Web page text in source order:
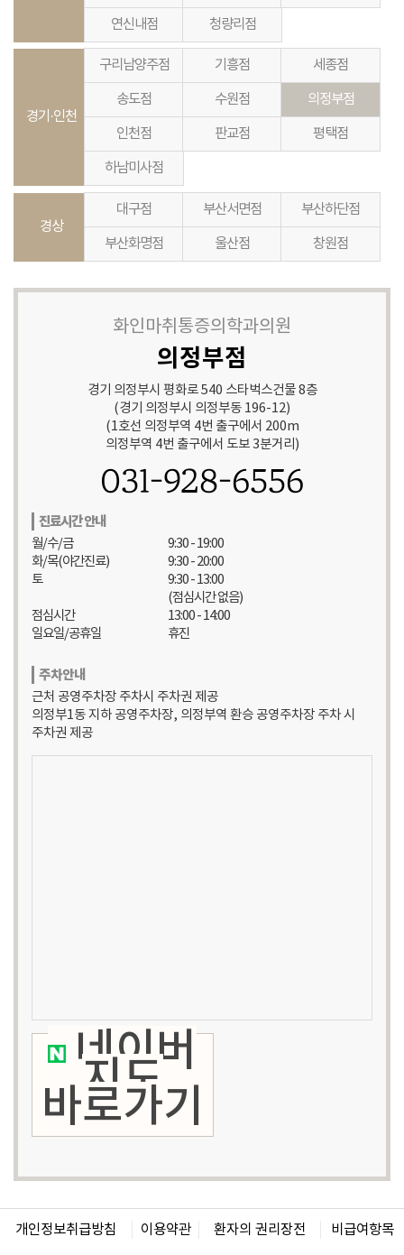
연신내점 청량리점
경기·인천
구리남양주점 기흥점 세종점
송도점 수원점 의정부점
인천점 판교점 평택점
하남미사점
경상
대구점 부산서면점 부산하단점
부산화명점 울산점 창원점
화인마취통증의학과의원
의정부점
경기 의정부시 평화로 540 스타벅스건물 8층
(경기 의정부시 의정부동 196-12)
(1호선 의정부역 4번 출구에서 200m
의정부역 4번 출구에서 도보 3분거리)
031-928-6556
진료시간 안내
월/수/금
화/목(야간진료)
토
점심시간
일요일/공휴일
9:30 - 19:00
9:30 - 20:00
9:30 - 13:00
(점심시간 없음)
13:00 - 14:00
휴진
주차안내
근처 공영주차장 주차시 주차권 제공
의정부1동 지하 공영주차장, 의정부역 환승 공영주차장 주차 시
주차권 제공
네이버
지도
바로가기
개인정보취급방침 이용약관 환자의 권리장전 비급여항목